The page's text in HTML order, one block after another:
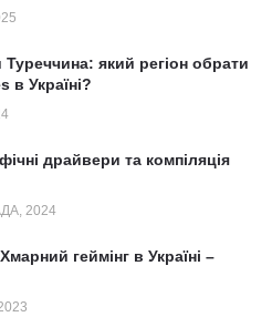
Туреччина: який регіон обрати
в Україні?
драйвери та компіляція
2024
геймінг в Україні –